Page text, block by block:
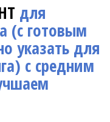
для
(с готовым
указать для
с средним